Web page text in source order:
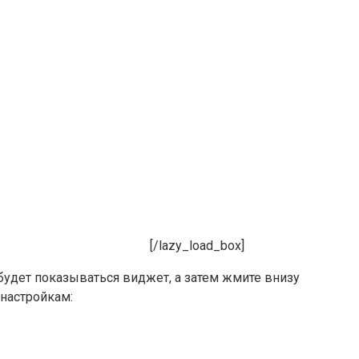
[/lazy_load_box]
показываться виджет, а затем жмите внизу